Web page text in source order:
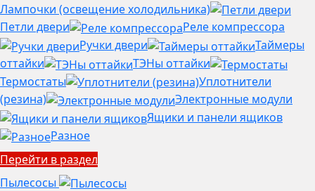
Лампочки (освещение холодильника)
Петли двери
Реле компрессора
Ручки двери
Таймеры
оттайки
ТЭНы оттайки
Термостаты
Уплотнители
(резина)
Электронные модули
Ящики и панели ящиков
Разное
Перейти в раздел
Пылесосы